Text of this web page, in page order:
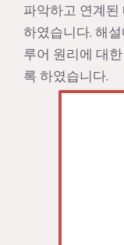
파악하고 연계된
하였습니다. 해
루어 원리에 대
록 하였습니다.